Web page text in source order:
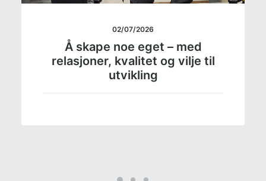
02/07/2026
Å skape noe eget – med
relasjoner, kvalitet og vilje til
utvikling